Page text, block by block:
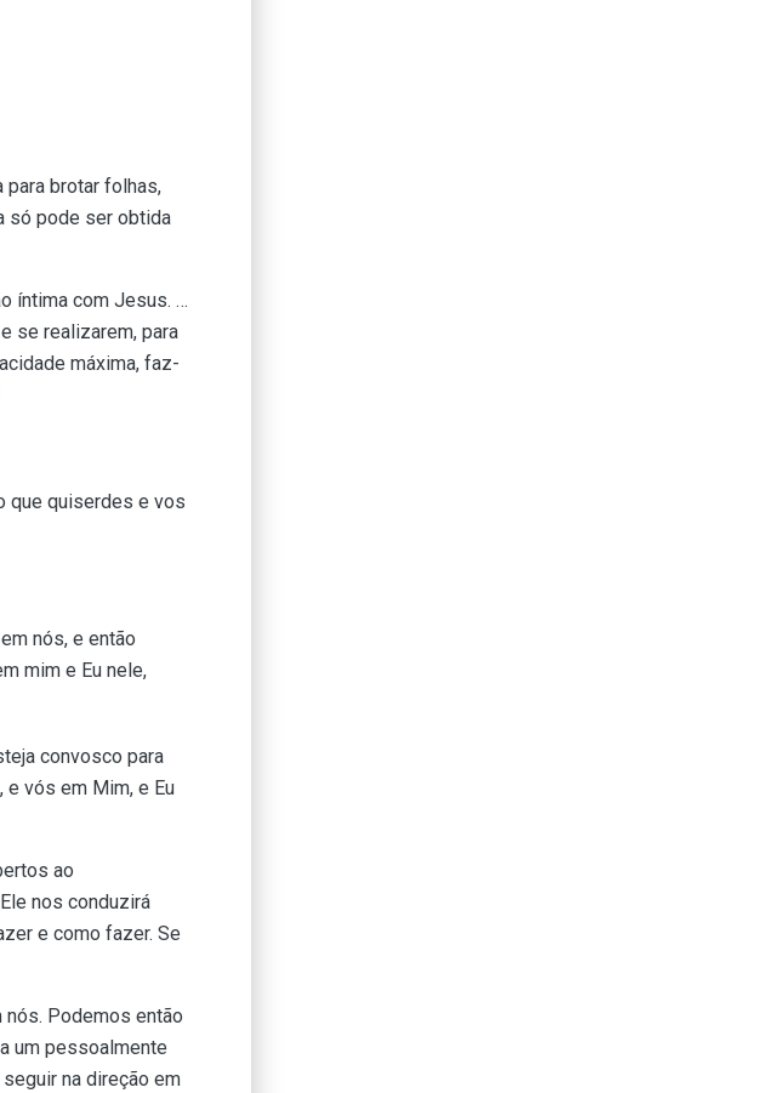
brotar folhas,
só pode ser obtida
íntima com Jesus. …
se realizarem, para
máxima, faz-
que quiserdes e vos
nós, e então
mim e Eu nele,
convosco para
e vós em Mim, e Eu
ao
nos conduzirá
e como fazer. Se
Podemos então
um pessoalmente
na direção em